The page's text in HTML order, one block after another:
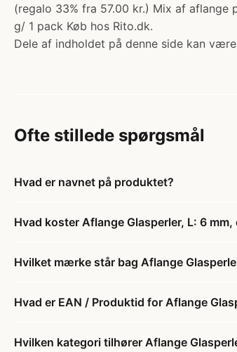
(regalo 33% fra 57.00 kr.) Mix af
g/ 1 pack Køb hos Rito.dk.
Dele af indholdet på denne side kan
Ofte stillede spørgsmål
Hvad er navnet på produktet?
Hvad koster Aflange Glasperler, L: 6
Hvilket mærke står bag Aflange
Hvad er EAN / Produktid for Aflange
Hvilken kategori tilhører Aflange